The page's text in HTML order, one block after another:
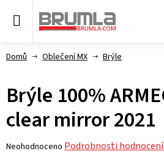
Domů Oblečení MX Brýle
Brýle 100%
clear mirror 2021
Průměrné
Neohodnoceno Podrobnosti hodnocení